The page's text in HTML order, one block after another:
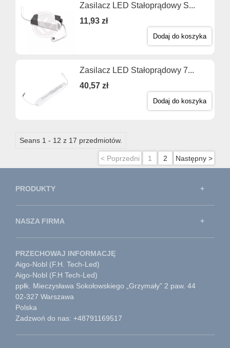
Zasilacz LED Stałoprądowy S...
11,93 zł
Dodaj do koszyka
Zasilacz LED Stałoprądowy 7...
40,57 zł
Dodaj do koszyka
Seans 1 - 12 z 17 przedmiotów.
< Poprzedni 1 2 Następny >
PRODUKTY
NASZA FIRMA
PRZECHOWAJ INFORMACJĘ
Aigo-Nobl (F.H. Tech-Led)
Aigo-Nobl (F.H Tech-Led)
ppłk. Mieczysława Sokołowskiego „Grzymały” 2 paw. 44
02-327 Warszawa
Polska
Zadzwoń do nas: +48791169517